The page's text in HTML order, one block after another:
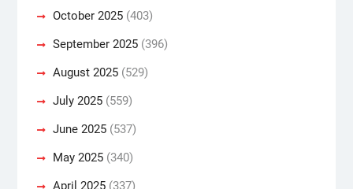
October 2025(403)
September 2025(396)
August 2025(529)
July 2025(559)
June 2025(537)
May 2025(340)
April 2025(337)